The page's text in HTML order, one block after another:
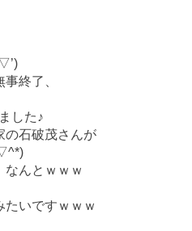
終了、
した♪
の石破茂さんが
なんとｗｗｗ
たいですｗｗｗ